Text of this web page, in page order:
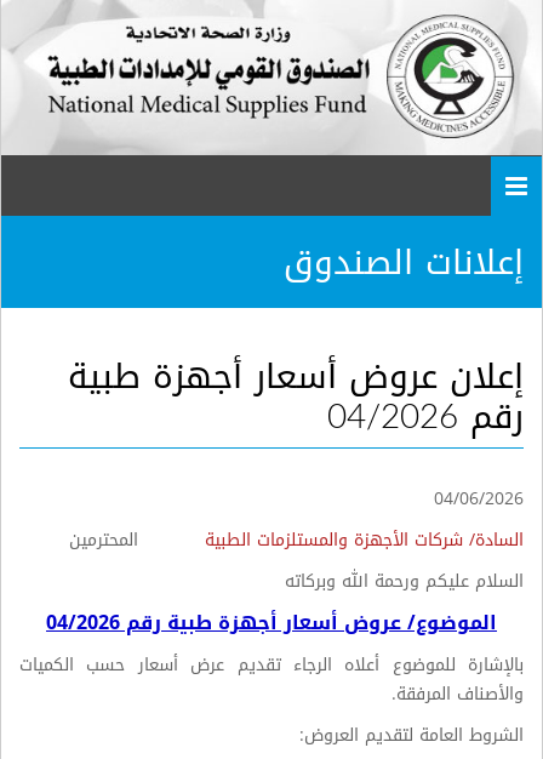
إعلانات الصندوق
إعلان عروض أسعار أجهزة طبية
رقم 04/2026
04/06/2026
السادة/ شركات الأجهزة والمستلزمات الطبية المحترمين
السلام عليكم ورحمة الله وبركاته
الموضوع/ عروض أسعار أجهزة طبية رقم 04/2026
بالإشارة للموضوع أعلاه الرجاء تقديم عرض أسعار حسب الكميات
والأصناف المرفقة.
الشروط العامة لتقديم العروض: